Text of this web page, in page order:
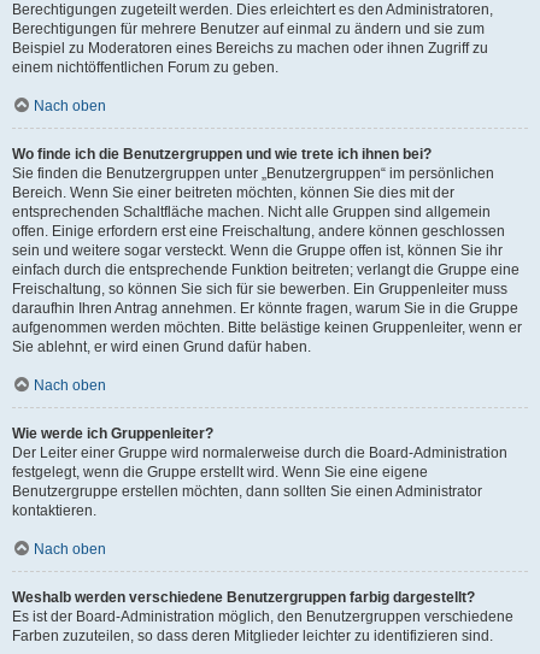
Berechtigungen zugeteilt werden. Dies erleichtert es den Administratoren,
Berechtigungen für mehrere Benutzer auf einmal zu ändern und sie zum
Beispiel zu Moderatoren eines Bereichs zu machen oder ihnen Zugriff zu
einem nichtöffentlichen Forum zu geben.
Nach oben
Wo finde ich die Benutzergruppen und wie trete ich ihnen bei?
Sie finden die Benutzergruppen unter „Benutzergruppen“ im persönlichen
Bereich. Wenn Sie einer beitreten möchten, können Sie dies mit der
entsprechenden Schaltfläche machen. Nicht alle Gruppen sind allgemein
offen. Einige erfordern erst eine Freischaltung, andere können geschlossen
sein und weitere sogar versteckt. Wenn die Gruppe offen ist, können Sie ihr
einfach durch die entsprechende Funktion beitreten; verlangt die Gruppe eine
Freischaltung, so können Sie sich für sie bewerben. Ein Gruppenleiter muss
daraufhin Ihren Antrag annehmen. Er könnte fragen, warum Sie in die Gruppe
aufgenommen werden möchten. Bitte belästige keinen Gruppenleiter, wenn er
Sie ablehnt, er wird einen Grund dafür haben.
Nach oben
Wie werde ich Gruppenleiter?
Der Leiter einer Gruppe wird normalerweise durch die Board-Administration
festgelegt, wenn die Gruppe erstellt wird. Wenn Sie eine eigene
Benutzergruppe erstellen möchten, dann sollten Sie einen Administrator
kontaktieren.
Nach oben
Weshalb werden verschiedene Benutzergruppen farbig dargestellt?
Es ist der Board-Administration möglich, den Benutzergruppen verschiedene
Farben zuzuteilen, so dass deren Mitglieder leichter zu identifizieren sind.